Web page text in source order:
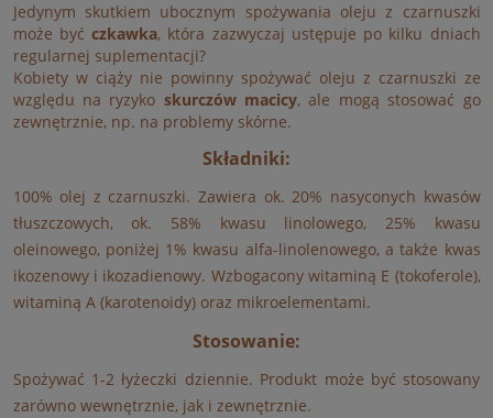
Jedynym skutkiem ubocznym spożywania oleju z czarnuszki
może być czkawka, która zazwyczaj ustępuje po kilku dniach
regularnej suplementacji?
Kobiety w ciąży nie powinny spożywać oleju z czarnuszki ze
względu na ryzyko skurczów macicy, ale mogą stosować go
zewnętrznie, np. na problemy skórne.
Składniki:
100% olej z czarnuszki. Zawiera ok. 20% nasyconych kwasów
tłuszczowych, ok. 58% kwasu linolowego, 25% kwasu
oleinowego, poniżej 1% kwasu alfa-linolenowego, a także kwas
ikozenowy i ikozadienowy. Wzbogacony witaminą E (tokoferole),
witaminą A (karotenoidy) oraz mikroelementami.
Stosowanie:
Spożywać 1-2 łyżeczki dziennie. Produkt może być stosowany
zarówno wewnętrznie, jak i zewnętrznie.